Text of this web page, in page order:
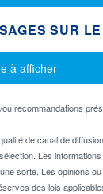
SUR
à afficher
recommandations
de canal de
Les
sorte. Les opinions
des lois